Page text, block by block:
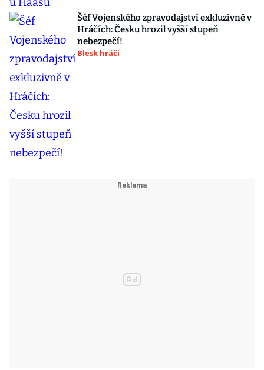
Šéf Vojenského zpravodajství exkluzivně v
Hráčích: Česku hrozil vyšší stupeň
nebezpečí!
Blesk hráči